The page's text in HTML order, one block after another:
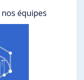
équipes